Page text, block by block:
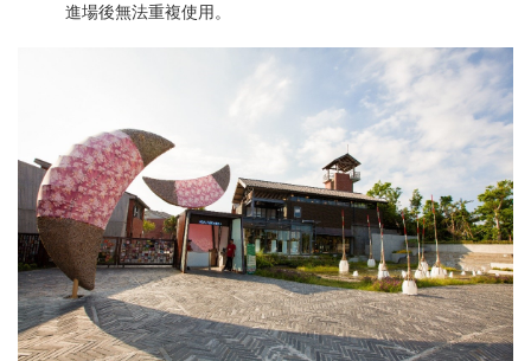
進場後無法重複使用。